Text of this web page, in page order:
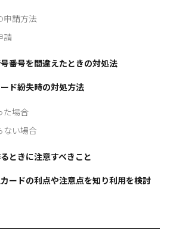
申請方法
請
番号を間違えたときの対処法
ド紛失時の対処方法
た場合
ない場合
ときに注意すべきこと
ードの利点や注意点を知り利用を検討